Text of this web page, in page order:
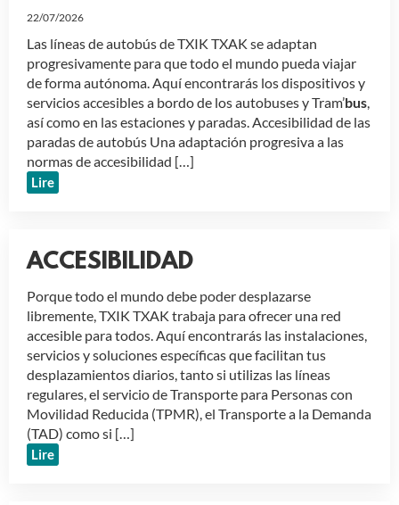
22/07/2026
Las líneas de autobús de TXIK TXAK se adaptan
progresivamente para que todo el mundo pueda viajar
de forma autónoma. Aquí encontrarás los dispositivos y
servicios accesibles a bordo de los autobuses y Tram’bus,
así como en las estaciones y paradas. Accesibilidad de las
paradas de autobús Una adaptación progresiva a las
normas de accesibilidad […]
Lire
ACCESIBILIDAD
Porque todo el mundo debe poder desplazarse
libremente, TXIK TXAK trabaja para ofrecer una red
accesible para todos. Aquí encontrarás las instalaciones,
servicios y soluciones específicas que facilitan tus
desplazamientos diarios, tanto si utilizas las líneas
regulares, el servicio de Transporte para Personas con
Movilidad Reducida (TPMR), el Transporte a la Demanda
(TAD) como si […]
Lire